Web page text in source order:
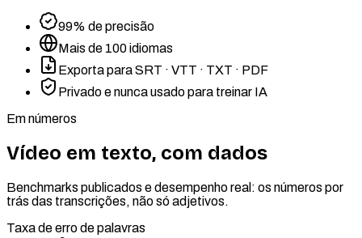
99% de precisão
Mais de 100 idiomas
Exporta para SRT · VTT · TXT · PDF
Privado e nunca usado para treinar IA
Em números
Vídeo em texto, com dados
Benchmarks publicados e desempenho real: os números por
trás das transcrições, não só adjetivos.
Taxa de erro de palavras